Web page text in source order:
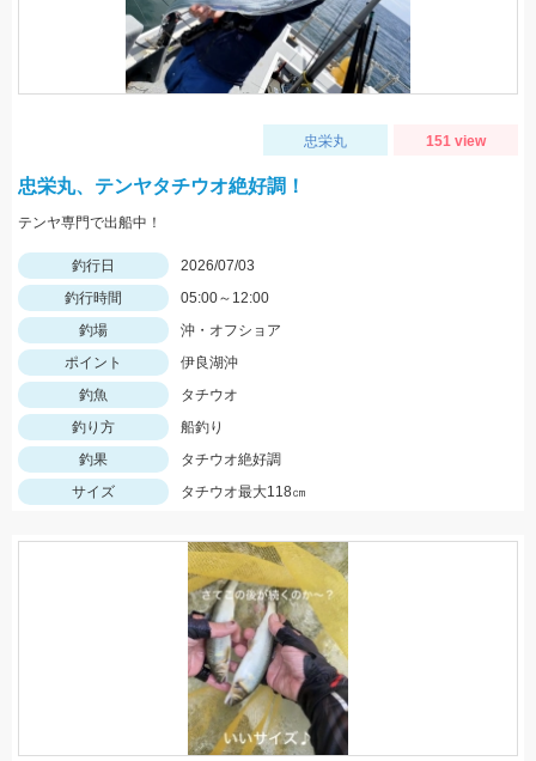
忠栄丸 151 view
忠栄丸、テンヤタチウオ絶好調！
テンヤ専門で出船中！
釣行日
2026/07/03
釣行時間
05:00～12:00
釣場
沖・オフショア
ポイント
伊良湖沖
釣魚
タチウオ
釣り方
船釣り
釣果
タチウオ絶好調
サイズ
タチウオ最大118㎝